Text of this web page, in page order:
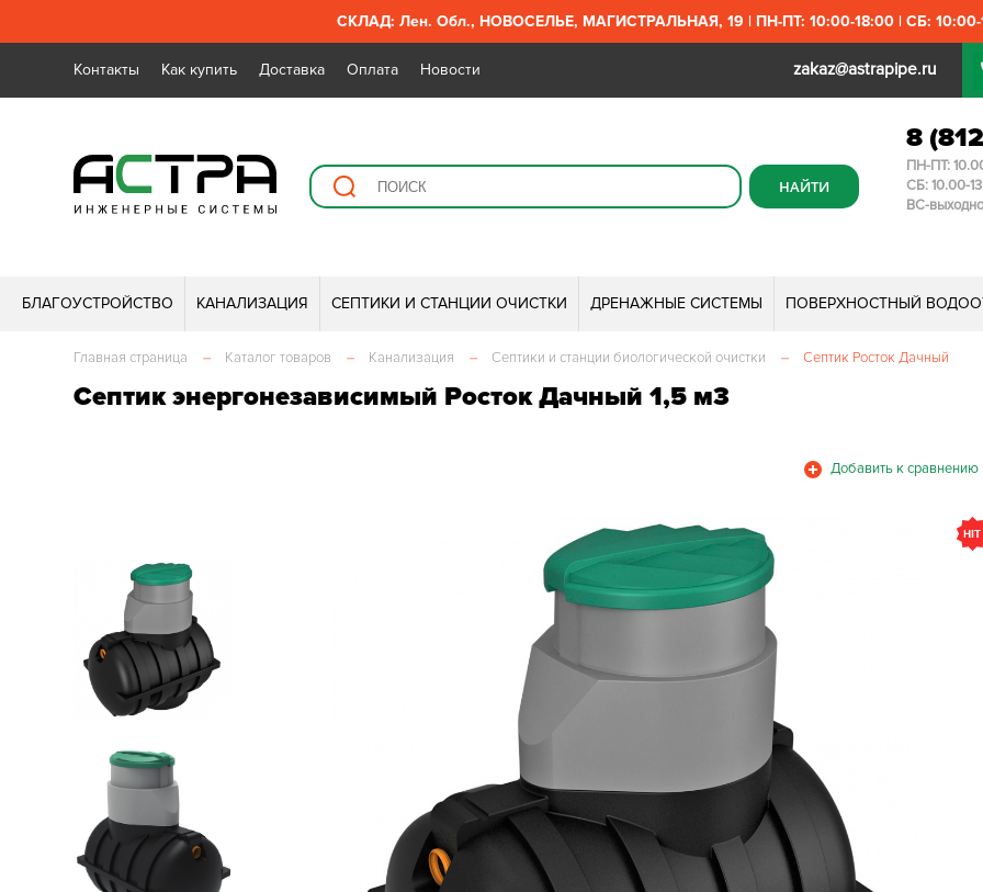
СКЛАД: Лен. Обл., НОВОСЕЛЬЕ, МАГИСТРАЛЬНАЯ, 19 | ПН-ПТ: 10:00-18:00 | СБ: 10:00-
Контакты Как купить Доставка Оплата Новости zakaz@astrapipe.ru
8
ПН-ПТ:
СБ: 10.00-
ВС-
БЛАГОУСТРОЙСТВО КАНАЛИЗАЦИЯ СЕПТИКИ И СТАНЦИИ ОЧИСТКИ ДРЕНАЖНЫЕ СИСТЕМЫ ПОВЕРХНОСТНЫЙ
Главная страница – Каталог товаров – Канализация – Септики и станции биологической очистки – Септик Росток Дачный
Септик энергонезависимый Росток Дачный 1,5 м3